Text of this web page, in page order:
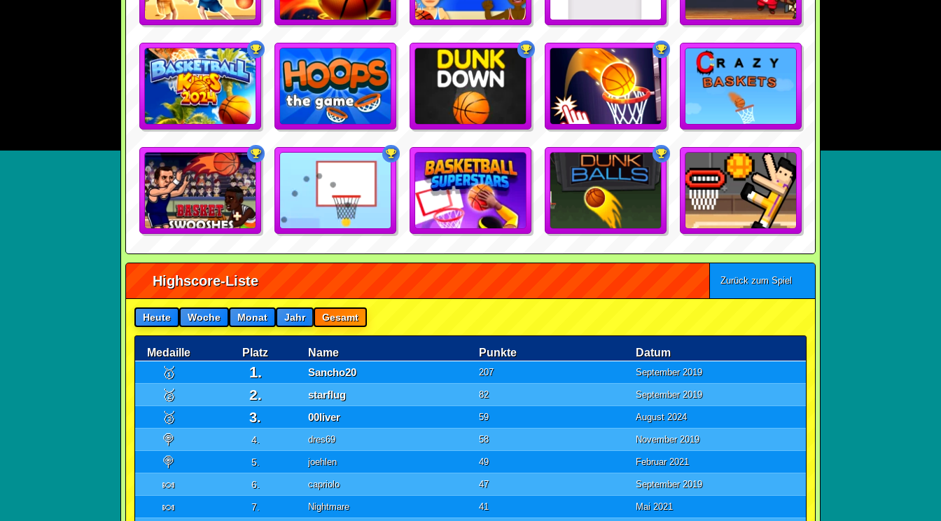
Highscore-Liste Zurück zum Spiel
Heute Woche Monat Jahr Gesamt
Medaille Platz Name Punkte Datum
🥇 1. Sancho20 207 September 2019
🥈 2. starflug 82 September 2019
🥉 3. 00liver 59 August 2024
🍭 4. dres69 58 November 2019
🍭 5. joehlen 49 Februar 2021
🍬 6. capriolo 47 September 2019
🍬 7. Nightmare 41 Mai 2021